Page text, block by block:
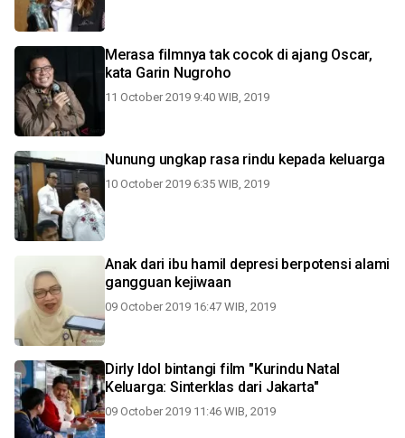
Merasa filmnya tak cocok di ajang Oscar,
kata Garin Nugroho
11 October 2019 9:40 WIB, 2019
Nunung ungkap rasa rindu kepada keluarga
10 October 2019 6:35 WIB, 2019
Anak dari ibu hamil depresi berpotensi alami
gangguan kejiwaan
09 October 2019 16:47 WIB, 2019
Dirly Idol bintangi film "Kurindu Natal
Keluarga: Sinterklas dari Jakarta"
09 October 2019 11:46 WIB, 2019